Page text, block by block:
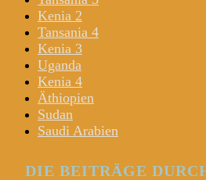
Kenia 2
Tansania 4
Kenia 3
Uganda
Kenia 4
Äthiopien
Sudan
Saudi Arabien
DIE BEITRÄGE